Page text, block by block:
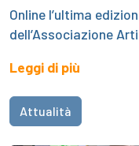
Online l’ultima
dell’Associazione
Leggi di più
Attualità